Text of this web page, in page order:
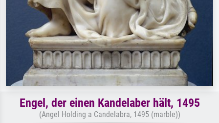
Engel, der einen Kandelaber hält, 1495
(Angel Holding a Candelabra, 1495 (marble))